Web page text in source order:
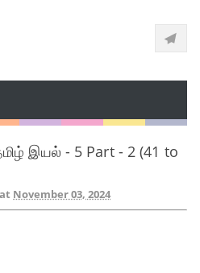
இயல் - 5 Part - 2 (41 to
at November 03, 2024